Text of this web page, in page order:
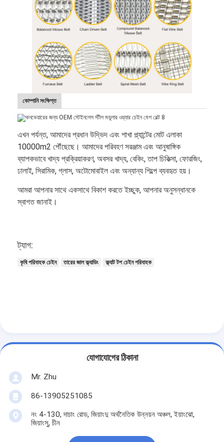
কোম্পানি সংক্ষিপ্ত
এখন পর্যন্ত, আমাদের প্রধান উদ্ভিদ এবং শাখা প্ল্যান্টের মোট এলাকা
10000m2 পৌঁছেছে। আমাদের পরিবহণ সরঞ্জাম এবং আনুষাঙ্গিক
ব্যাপকভাবে খাদ্য প্রক্রিয়াকরণ, অবসর খাদ্য, বেকিং, তাপ চিকিত্সা, ফোরজিং,
ঢালাই, সিরামিক, গ্লাস, অটোমোবাইল এবং অন্যান্য শিল্পে ব্যবহৃত হয়।
আমরা আপনার সাথে একসাথে বিকাশ করতে ইচ্ছুক, আপনার অনুসন্ধানকে
স্বাগত জানাই।
ট্যাগ:
কৃষি পরিবাহক চেইন তারের জাল ক্ল্যাডিং ফ্ল্যাট টপ চেইন পরিবাহক
যোগাযোগের ঠিকানা
Mr. Zhu
86-13905251085
নং 4-130, দাচাং রোড, জিয়াংদু অর্থনৈতিক উন্নয়ন অঞ্চল, ইয়াংঝো,
জিয়াংসু, চীন